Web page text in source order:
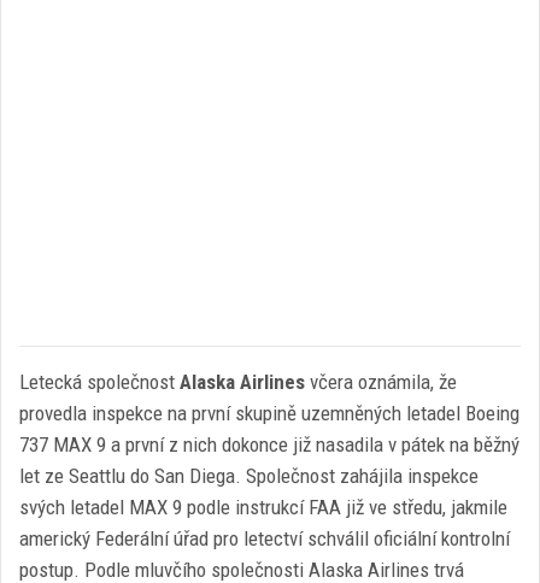
Letecká společnost Alaska Airlines včera oznámila, že
provedla inspekce na první skupině uzemněných letadel Boeing
737 MAX 9 a první z nich dokonce již nasadila v pátek na běžný
let ze Seattlu do San Diega. Společnost zahájila inspekce
svých letadel MAX 9 podle instrukcí FAA již ve středu, jakmile
americký Federální úřad pro letectví schválil oficiální kontrolní
postup. Podle mluvčího společnosti Alaska Airlines trvá